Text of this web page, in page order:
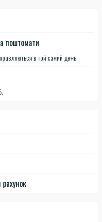
поштомати
в той самий день.